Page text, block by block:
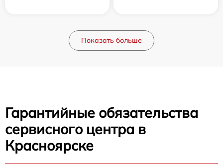
Показать больше
Гарантийные обязательства
сервисного центра в
Красноярске